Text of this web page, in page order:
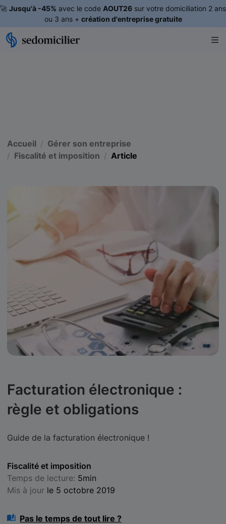
🚀 Jusqu'à -45% avec le code AOUT26 sur votre domiciliation 2 ans
ou 3 ans + création d'entreprise gratuite
Accueil
Gérer son entreprise
Fiscalité et imposition
Article
Facturation électronique :
règle et obligations
Guide de la facturation électronique !
Fiscalité et imposition
Temps de lecture: 5min
Mis à jour le 5 octobre 2019
Pas le temps de tout lire ?